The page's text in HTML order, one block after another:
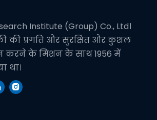
Institute (Group) Co., Ltd।
की प्रगति और सुरक्षित और कुशल
करने के मिशन के साथ 1956 में
था।